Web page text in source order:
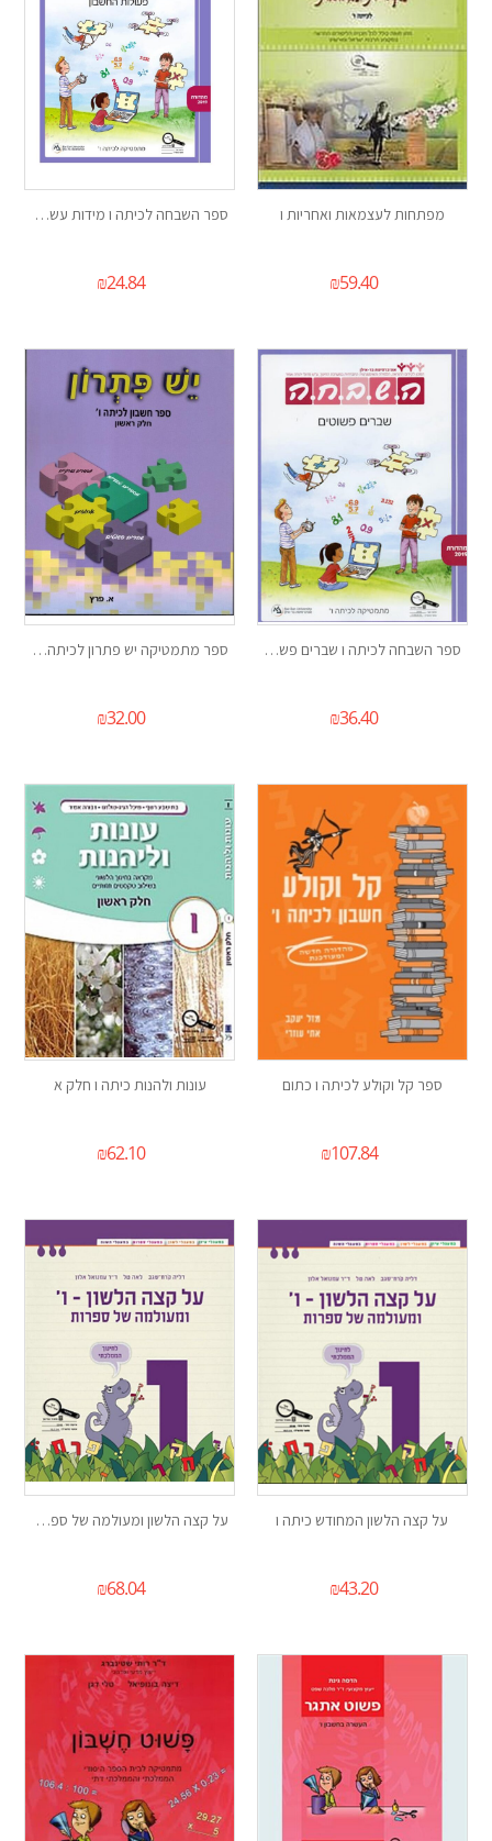
מפתחות לעצמאות ואחריות ו
₪59.40
ספר השבחה לכיתה ו מידות עשרוניות קנה-מיד
₪24.84
ספר השבחה לכיתה ו שברים פשוטים
₪36.40
ספר מתמטיקה יש פתרון לכיתה ו חלק א
₪32.00
ספר קל וקולע לכיתה ו כתום
₪107.84
עונות ולהנות כיתה ו חלק א
₪62.10
על קצה הלשון המחודש כיתה ו
₪43.20
על קצה הלשון ומעולמה של ספרות ו
₪68.04